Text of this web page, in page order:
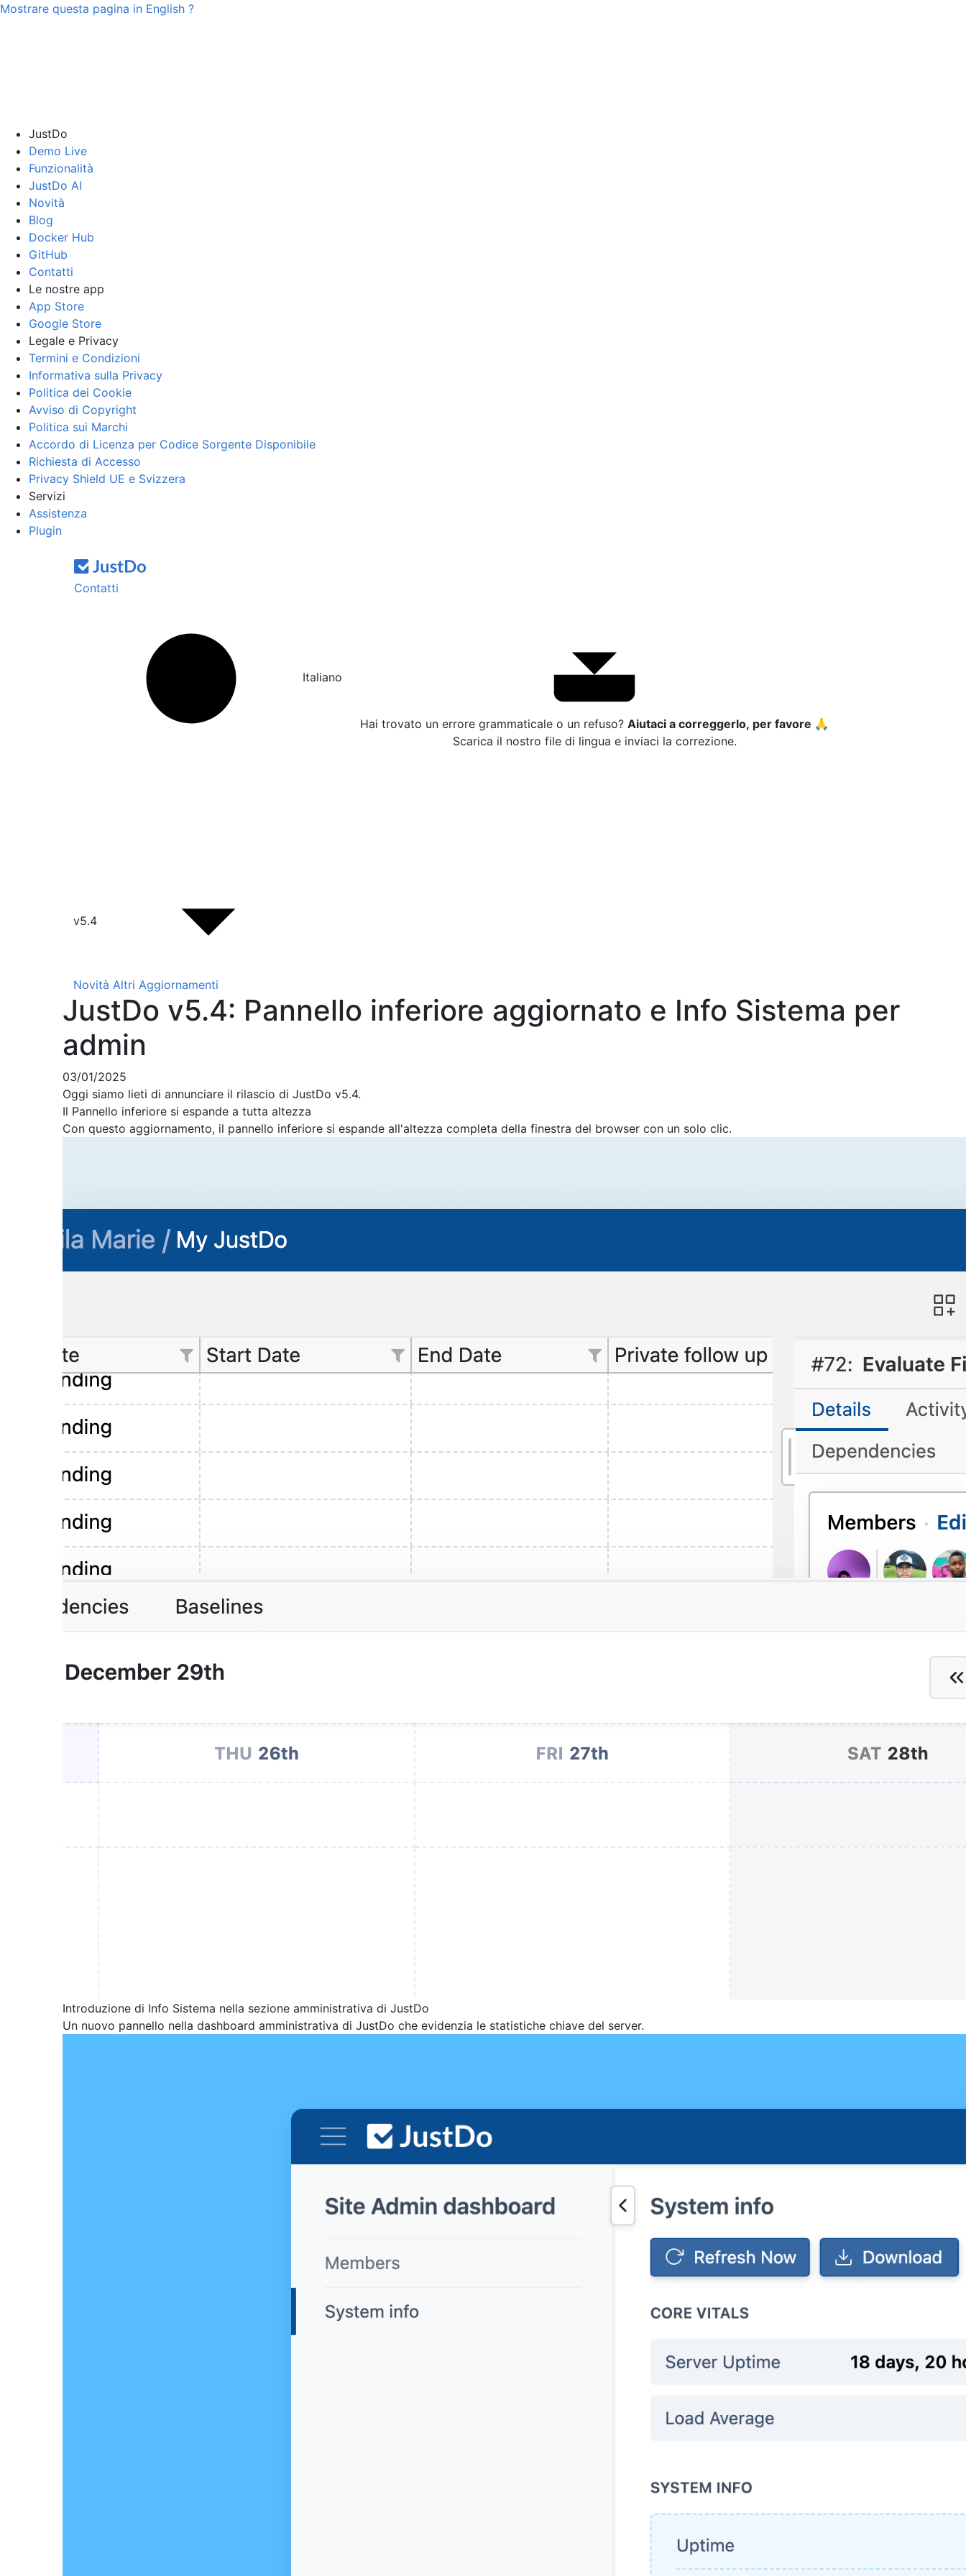
Mostrare questa pagina in English ?
JustDo
Demo Live
Funzionalità
JustDo AI
Novità
Blog
Docker Hub
GitHub
Contatti
Le nostre app
App Store
Google Store
Legale e Privacy
Termini e Condizioni
Informativa sulla Privacy
Politica dei Cookie
Avviso di Copyright
Politica sui Marchi
Accordo di Licenza per Codice Sorgente Disponibile
Richiesta di Accesso
Privacy Shield UE e Svizzera
Servizi
Assistenza
Plugin
Contatti
Italiano
Hai trovato un errore grammaticale o un refuso? Aiutaci a correggerlo, per favore 🙏
Scarica il nostro file di lingua e inviaci la correzione.
v5.4
Novità Altri Aggiornamenti
JustDo v5.4: Pannello inferiore aggiornato e Info Sistema per
admin
03/01/2025
Oggi siamo lieti di annunciare il rilascio di JustDo v5.4.
Il Pannello inferiore si espande a tutta altezza
Con questo aggiornamento, il pannello inferiore si espande all'altezza completa della finestra del browser con un solo clic.
Introduzione di Info Sistema nella sezione amministrativa di JustDo
Un nuovo pannello nella dashboard amministrativa di JustDo che evidenzia le statistiche chiave del server.